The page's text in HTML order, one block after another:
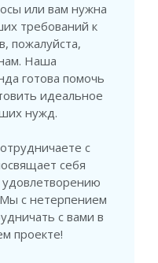
или вам нужна
требований к
пожалуйста,
Наша
готова помочь
идеальное
нужд.
с
себя
удовлетворению
с нетерпением
с вами в
проекте!